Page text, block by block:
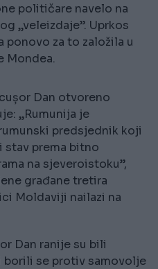
političare navelo na
„veleizdaje”. Uprkos
ponovo za to založila u
Mondea.
Dan otvoreno
„Rumunija je
predsjednik koji
stav prema bitno
na sjeveroistoku”,
građane tretira
Moldaviji nailazi na
Dan ranije su bili
se protiv samovolje